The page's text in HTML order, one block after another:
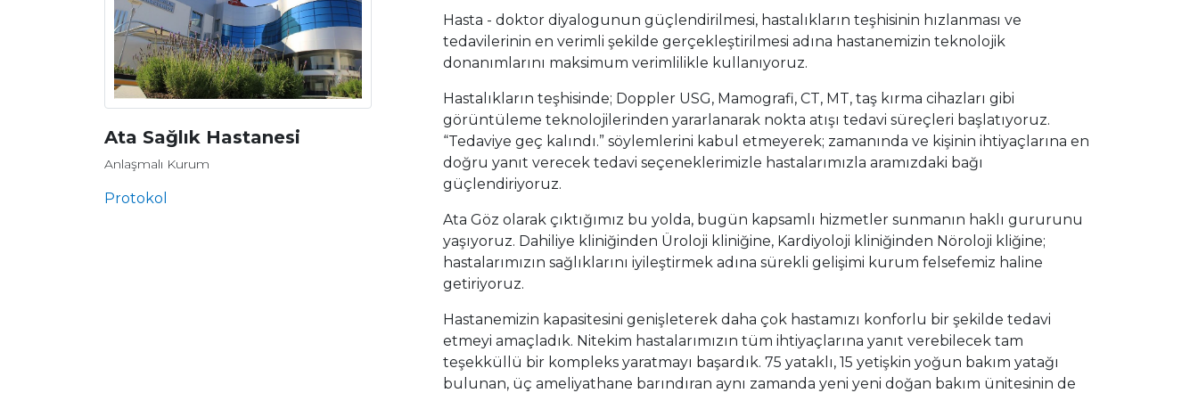
Ata Sağlık Hastanesi
Anlaşmalı Kurum
Protokol
Hasta - doktor diyalogunun güçlendirilmesi, hastalıkların teşhisinin hızlanması ve
tedavilerinin en verimli şekilde gerçekleştirilmesi adına hastanemizin teknolojik
donanımlarını maksimum verimlilikle kullanıyoruz.
Hastalıkların teşhisinde; Doppler USG, Mamografi, CT, MT, taş kırma cihazları gibi
görüntüleme teknolojilerinden yararlanarak nokta atışı tedavi süreçleri başlatıyoruz.
“Tedaviye geç kalındı.” söylemlerini kabul etmeyerek; zamanında ve kişinin ihtiyaçlarına en
doğru yanıt verecek tedavi seçeneklerimizle hastalarımızla aramızdaki bağı
güçlendiriyoruz.
Ata Göz olarak çıktığımız bu yolda, bugün kapsamlı hizmetler sunmanın haklı gururunu
yaşıyoruz. Dahiliye kliniğinden Üroloji kliniğine, Kardiyoloji kliniğinden Nöroloji kliğine;
hastalarımızın sağlıklarını iyileştirmek adına sürekli gelişimi kurum felsefemiz haline
getiriyoruz.
Hastanemizin kapasitesini genişleterek daha çok hastamızı konforlu bir şekilde tedavi
etmeyi amaçladık. Nitekim hastalarımızın tüm ihtiyaçlarına yanıt verebilecek tam
teşekküllü bir kompleks yaratmayı başardık. 75 yataklı, 15 yetişkin yoğun bakım yatağı
bulunan, üç ameliyathane barındıran aynı zamanda yeni yeni doğan bakım ünitesinin de